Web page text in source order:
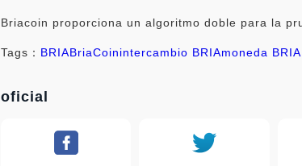
Briacoin proporciona un algoritmo doble para la
Tags： BRIABriaCoinintercambio BRIAmoneda BRIA
oficial